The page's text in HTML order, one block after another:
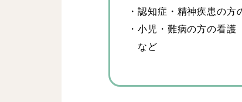
・認知症・精神疾患の方
・小児・難病の方の看護
など